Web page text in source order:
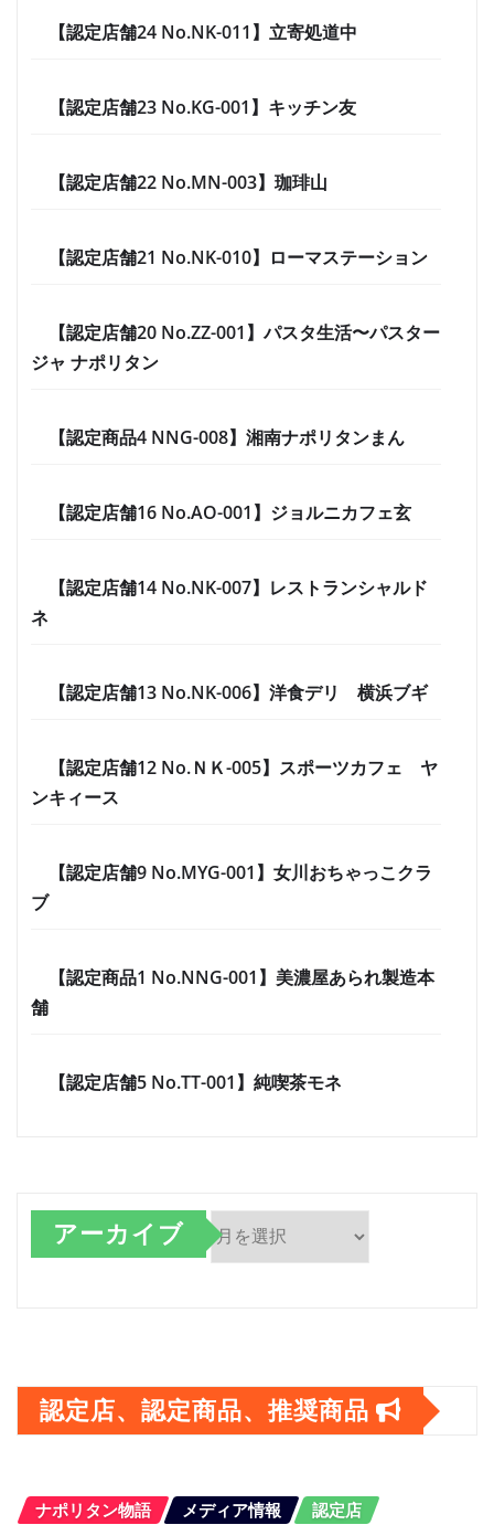
【認定店舗24 No.NK-011】立寄処道中
【認定店舗23 No.KG-001】キッチン友
【認定店舗22 No.MN-003】珈琲山
【認定店舗21 No.NK-010】ローマステーション
【認定店舗20 No.ZZ-001】パスタ生活〜パスター
ジャ ナポリタン
【認定商品4 NNG-008】湘南ナポリタンまん
【認定店舗16 No.AO-001】ジョルニカフェ玄
【認定店舗14 No.NK-007】レストランシャルド
ネ
【認定店舗13 No.NK-006】洋食デリ 横浜ブギ
【認定店舗12 No.ＮＫ-005】スポーツカフェ ヤ
ンキィース
【認定店舗9 No.MYG-001】女川おちゃっこクラ
ブ
【認定商品1 No.NNG-001】美濃屋あられ製造本
舗
【認定店舗5 No.TT-001】純喫茶モネ
アーカイブ
イ
ブ
認定店、認定商品、推奨商品
ナポリタン物語 メディア情報 認定店